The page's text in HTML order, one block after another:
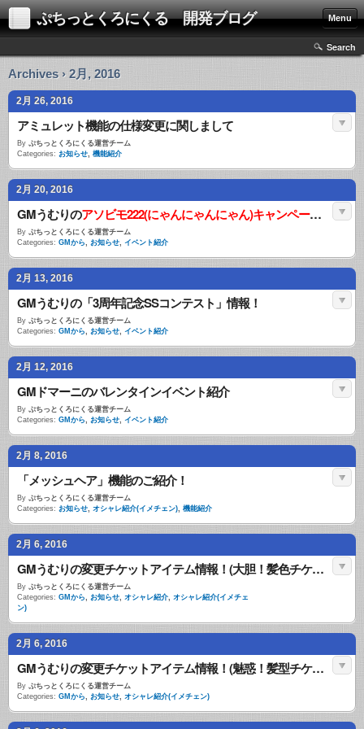
ぷちっとくろにくる 開発ブログ Menu
Search
Archives › 2月, 2016
2月 26, 2016
アミュレット機能の仕様変更に関しまして
By ぷちっとくろにくる運営チーム
Categories: お知らせ, 機能紹介
2月 20, 2016
GMうむりのアソビモ222(にゃんにゃんにゃん)キャンペーン 情報！
By ぷちっとくろにくる運営チーム
Categories: GMから, お知らせ, イベント紹介
2月 13, 2016
GMうむりの「3周年記念SSコンテスト」情報！
By ぷちっとくろにくる運営チーム
Categories: GMから, お知らせ, イベント紹介
2月 12, 2016
GMドマーニのバレンタインイベント紹介
By ぷちっとくろにくる運営チーム
Categories: GMから, お知らせ, イベント紹介
2月 8, 2016
「メッシュヘア」機能のご紹介！
By ぷちっとくろにくる運営チーム
Categories: お知らせ, オシャレ紹介(イメチェン), 機能紹介
2月 6, 2016
GMうむりの変更チケットアイテム情報！(大胆！髪色チケット編)
By ぷちっとくろにくる運営チーム
Categories: GMから, お知らせ, オシャレ紹介, オシャレ紹介(イメチェ
ン)
2月 6, 2016
GMうむりの変更チケットアイテム情報！(魅惑！髪型チケット編)
By ぷちっとくろにくる運営チーム
Categories: GMから, お知らせ, オシャレ紹介(イメチェン)